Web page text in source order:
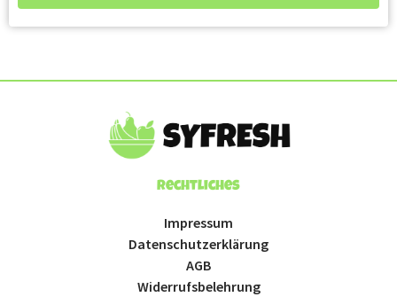
Rechtliches
Impressum
Datenschutzerklärung
AGB
Widerrufsbelehrung